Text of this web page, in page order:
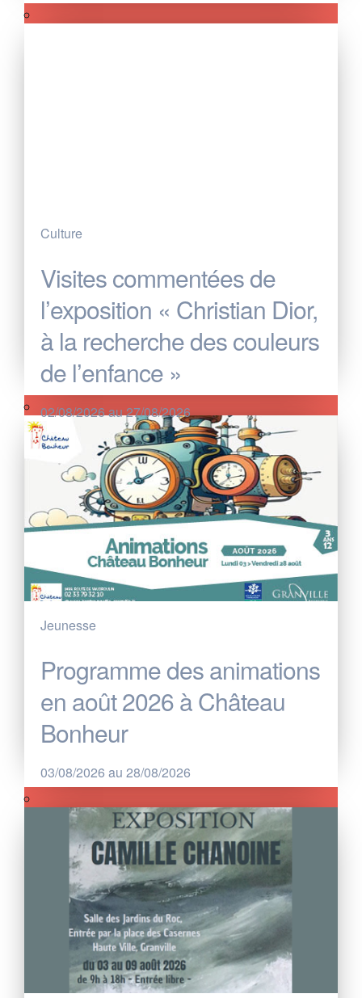
Culture
Visites commentées de
l’exposition « Christian Dior,
à la recherche des couleurs
de l’enfance »
02/08/2026 au 27/08/2026
Jeunesse
Programme des animations
en août 2026 à Château
Bonheur
03/08/2026 au 28/08/2026